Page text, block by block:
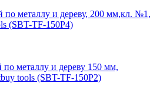
металлу и дереву, 200 мм,кл. №1,
(SBT-TF-150P4)
металлу и дереву 150 мм,
tools (SBT-TF-150P2)